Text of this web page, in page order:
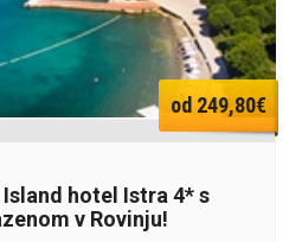
od 249,80€
Island hotel Istra 4* s
v Rovinju!